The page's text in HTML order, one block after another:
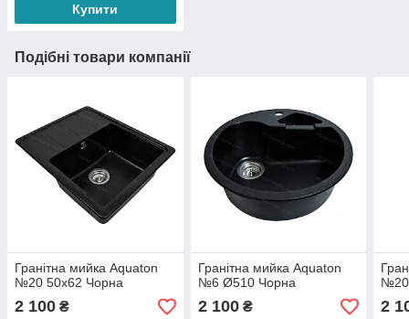
Купити
Подібні товари компанії
Гранітна мийка Aquaton
№20 50х62 Чорна
2 100 ₴
Гранітна мийка Aquaton
№6 Ø510 Чорна
2 100₴
№20
2